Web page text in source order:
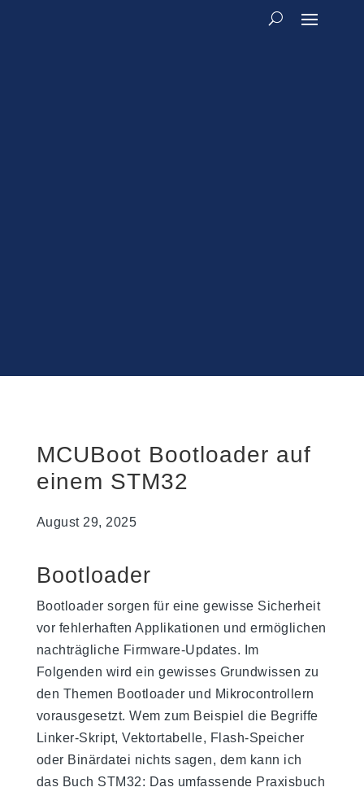
MCUBoot Bootloader auf
einem STM32
August 29, 2025
Bootloader
Bootloader sorgen für eine gewisse Sicherheit
vor fehlerhaften Applikationen und ermöglichen
nachträgliche Firmware-Updates. Im
Folgenden wird ein gewisses Grundwissen zu
den Themen Bootloader und Mikrocontrollern
vorausgesetzt. Wem zum Beispiel die Begriffe
Linker-Skript, Vektortabelle, Flash-Speicher
oder Binärdatei nichts sagen, dem kann ich
das Buch STM32: Das umfassende Praxisbuch